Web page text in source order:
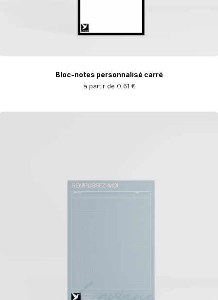
Bloc-notes personnalisé carré
à partir de 0,61 €